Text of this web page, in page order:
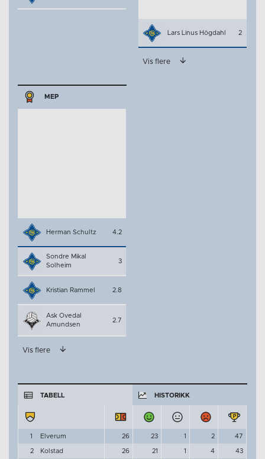
Lars Linus Högdahl 2
Vis flere
MEP
Herman Schultz 4.2
Sondre Mikal
Solheim
3
Kristian Rammel 2.8
Ask Ovedal
Amundsen
2.7
Vis flere
TABELL HISTORIKK
1 Elverum 26 23 1 2 47
2 Kolstad 26 21 1 4 43